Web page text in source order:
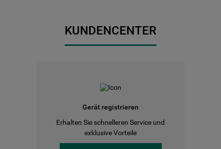
KUNDENCENTER
Gerät registrieren
Erhalten Sie schnelleren Service und
exklusive Vorteile